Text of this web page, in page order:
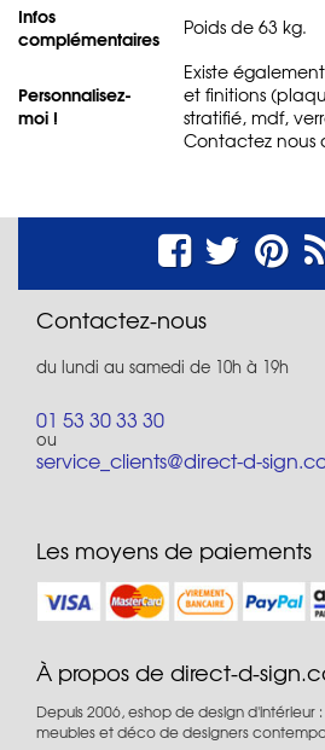
Infos
complémentaires
Poids de 63 kg.
Personnalisez-
moi !
Existe
et finitions
stratifié, mdf,
Contactez nous
Contactez-nous
du lundi au samedi de 10h à 19h
01 53 30 33 30
ou
service_clients@direct-d-
Les moyens de paiements
À propos de direct-d-
Depuis 2006, eshop de design d'intérieur
meubles et déco de designers